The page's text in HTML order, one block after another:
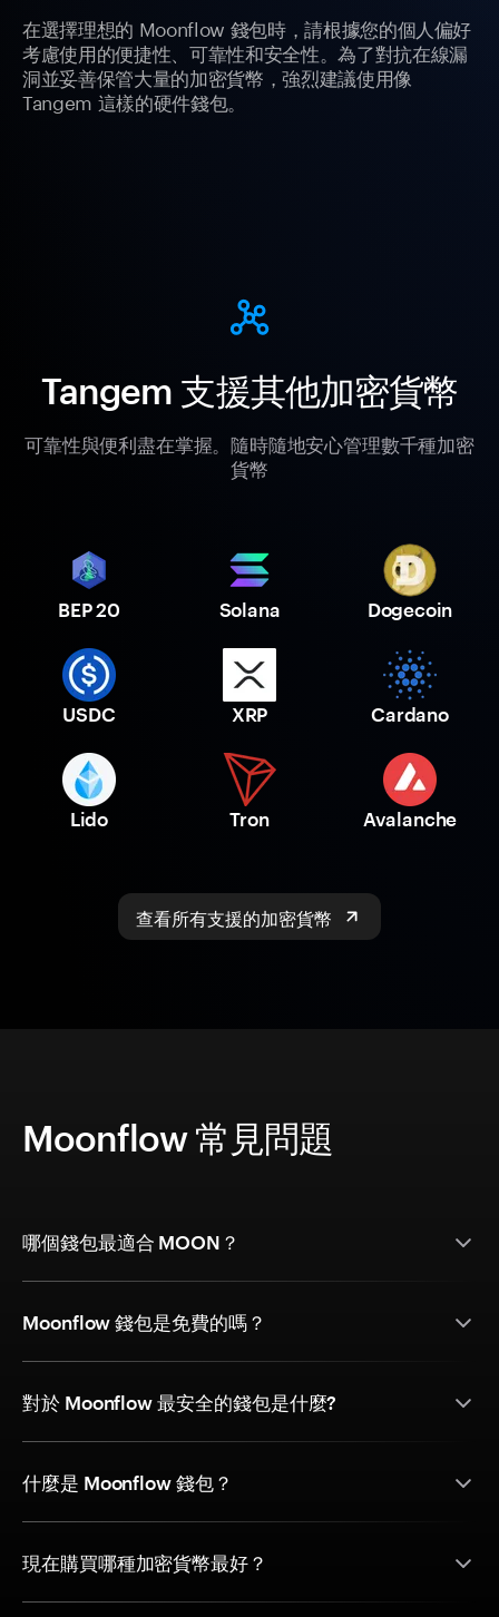
在選擇理想的 Moonflow 錢包時，請根據您的個人偏好
考慮使用的便捷性、可靠性和安全性。為了對抗在線漏
洞並妥善保管大量的加密貨幣，強烈建議使用像
Tangem 這樣的硬件錢包。
Tangem 支援其他加密貨幣
可靠性與便利盡在掌握。隨時隨地安心管理數千種加密
貨幣
BEP 20 Solana Dogecoin
USDC XRP Cardano
Lido Tron Avalanche
查看所有支援的加密貨幣
Moonflow 常見問題
哪個錢包最適合 MOON？
Moonflow 錢包是免費的嗎？
對於 Moonflow 最安全的錢包是什麼?
什麼是 Moonflow 錢包？
現在購買哪種加密貨幣最好？